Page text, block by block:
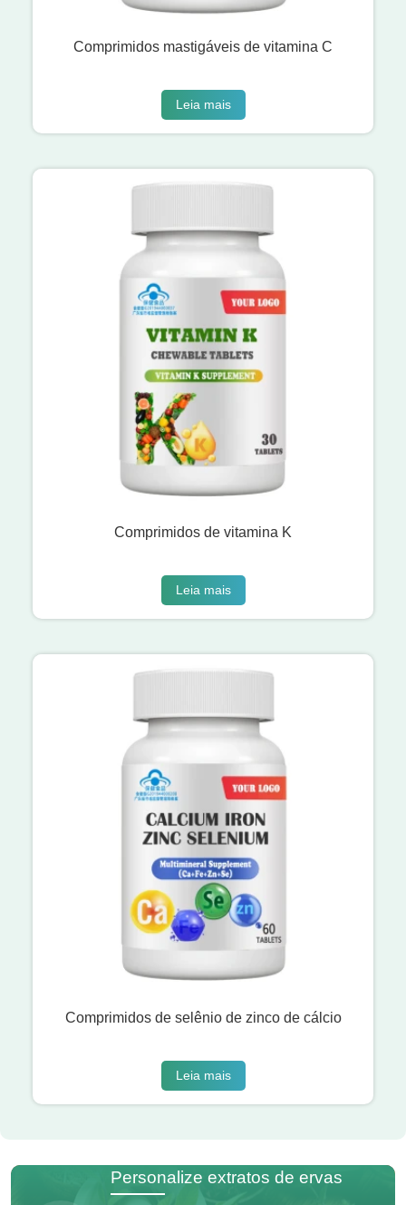
Comprimidos mastigáveis ​​de vitamina C
Leia mais
Comprimidos de vitamina K
Leia mais
Comprimidos de selênio de zinco de cálcio
Leia mais
Personalize extratos de ervas